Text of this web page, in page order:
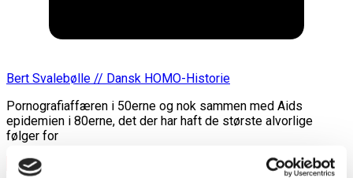
Bert Svalebølle // Dansk HOMO-Historie
Pornografiaffæren i 50erne og nok sammen med Aids
epidemien i 80erne, det der har haft de største alvorlige
følger for
Læs mere